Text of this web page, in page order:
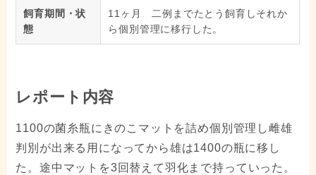
飼育期間・状
態
11ヶ月 二例までたとう飼育しそれか
ら個別管理に移行した。
レポート内容
1100の菌糸瓶にきのこマットを詰め個別管理し雌雄
判別が出来る用になってから雄は1400の瓶に移し
た。途中マットを3回替えて羽化まで持っていった。